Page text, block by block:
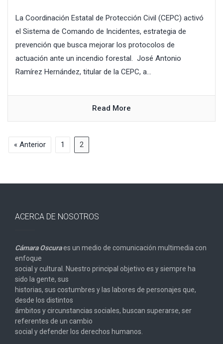
La Coordinación Estatal de Protección Civil (CEPC) activó
el Sistema de Comando de Incidentes, estrategia de
prevención que busca mejorar los protocolos de
actuación ante un incendio forestal. José Antonio
Ramírez Hernández, titular de la CEPC, a...
Read More
« Anterior 1 2
ACERCA DE NOSOTROS
Cámara Oscuraes un medio de comunicación multimedia con
enfoque
social y cultural. Nuestro principal objetivo es y siempre ha
sido la gente, sus
historias, sus costumbres y las labores de personajes que,
desde los distintos
ámbitos y circunstancias sociales, buscan superarse, ser
referentes de un cambio
social y defender los derechos humanos.